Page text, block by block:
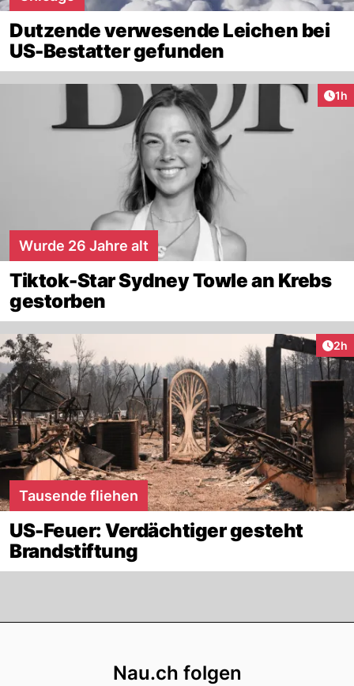
Dutzende verwesende Leichen bei
US-Bestatter gefunden
1h
Wurde 26 Jahre alt
Tiktok-Star Sydney Towle an Krebs
gestorben
2h
Tausende fliehen
US-Feuer: Verdächtiger gesteht
Brandstiftung
Nau.ch folgen